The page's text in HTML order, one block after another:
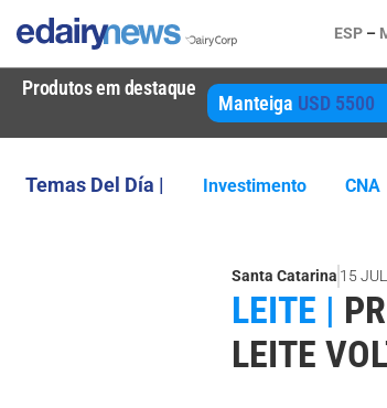
ESP –
Produtos em destaque
Manteiga USD 5500
Temas Del Día | Investimento CNA
Santa Catarina 15
LEITE |
LEITE